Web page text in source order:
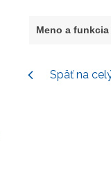
Meno a
Späť na